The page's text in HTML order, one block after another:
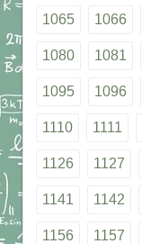
1065 1066
1080 1081
1095 1096
1110 1111
1126 1127
1141 1142
1156 1157